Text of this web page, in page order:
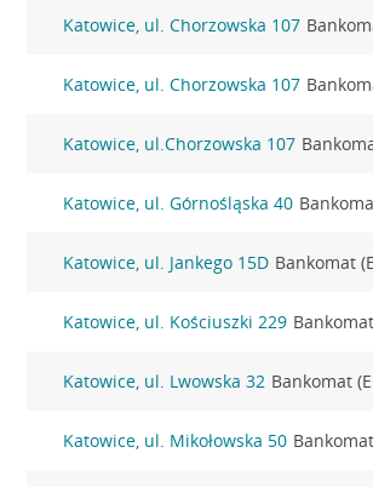
Katowice, ul. Chorzowska 107
Katowice, ul. Chorzowska 107
Katowice, ul.Chorzowska 107
Katowice, ul. Górnośląska 40
Katowice, ul. Jankego 15D Bankomat
Katowice, ul. Kościuszki 229
Katowice, ul. Lwowska 32 Bankomat
Katowice, ul. Mikołowska 50